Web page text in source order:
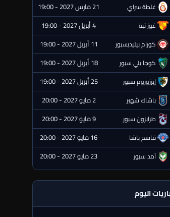
غلطة سراي 21 مارس 2027 - 19:00
غوز تبة 4 أبريل 2027 - 19:00
كورام بيليديسبور 11 أبريل 2027 - 19:00
كوجا يلي سبور 18 أبريل 2027 - 19:00
إيرزوروم سبور 25 أبريل 2027 - 19:00
باشاك شهير 2 مايو 2027 - 20:00
طرابزون سبور 9 مايو 2027 - 20:00
قاسم باشا 16 مايو 2027 - 20:00
آمد سبور 23 مايو 2027 - 20:00
اليوم